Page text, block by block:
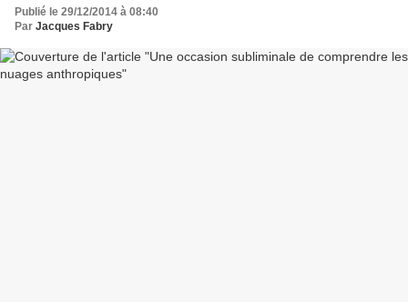
Publié le 29/12/2014 à 08:40
Par Jacques Fabry